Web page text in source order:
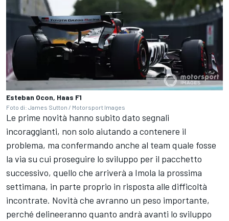
Esteban Ocon, Haas F1
Foto di: James Sutton / Motorsport Images
Le prime novità hanno subito dato segnali
incoraggianti, non solo aiutando a contenere il
problema, ma confermando anche al team quale fosse
la via su cui proseguire lo sviluppo per il pacchetto
successivo, quello che arriverà a Imola la prossima
settimana, in parte proprio in risposta alle difficoltà
incontrate. Novità che avranno un peso importante,
perché delineeranno quanto andrà avanti lo sviluppo